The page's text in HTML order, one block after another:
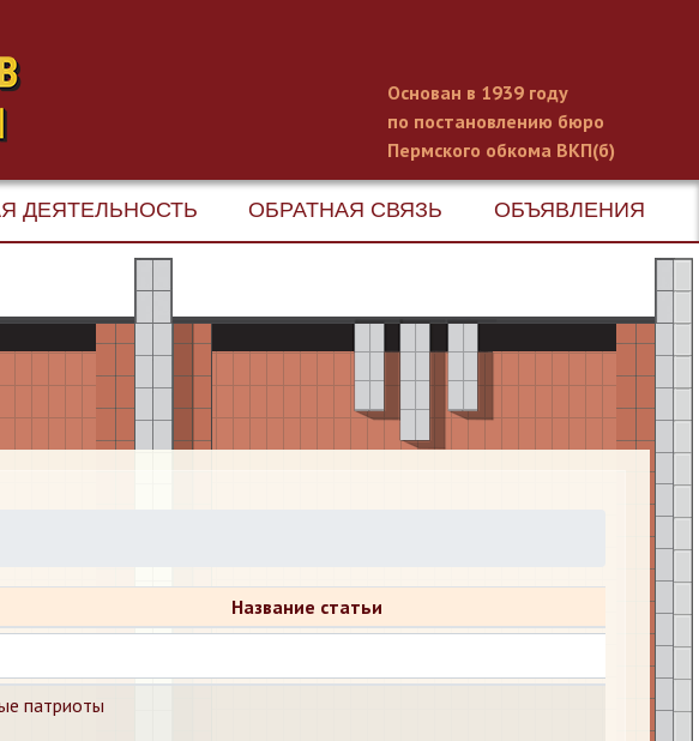
Основан в 1939 году
по постановлению бюро
Пермского обкома ВКП(б)
ДЕЯТЕЛЬНОСТЬ ОБРАТНАЯ СВЯЗЬ ОБЪЯВЛЕНИЯ
Название статьи
патриоты